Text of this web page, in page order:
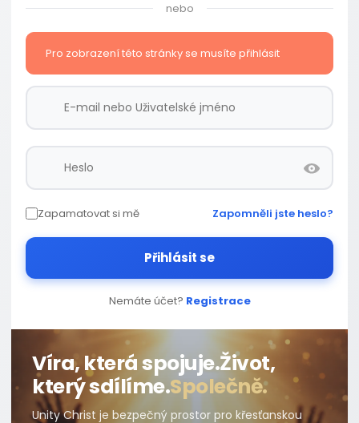
nebo
Pro zobrazení této stránky se musíte přihlásit
Zapamatovat si mě Zapomněli jste heslo?
Přihlásit se
Nemáte účet? Registrace
Víra, která spojuje.Život,
který sdílíme.Společně.
Unity Christ je bezpečný prostor pro křesťanskou